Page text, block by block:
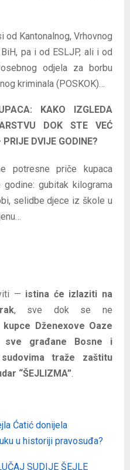
od Kantonalnog, Vrhovnog
pa i od ESLJP, ali i od
odjela za borbu
kriminala (POSKOK)…
KAKO IZGLEDA
DOK STE VEĆ
DVIJE GODINE?
potresne priče kupaca
gubitak kilograma
selidbe djece iz škole u
— istina će izlaziti na
, sve dok se ne
Dženexove Oaze
sve građane Bosne i
traže zaštitu
“ŠEJLIZMA”
Ćatić donijela
u historiji pravosuđa?
SUDIJE ŠEJLE